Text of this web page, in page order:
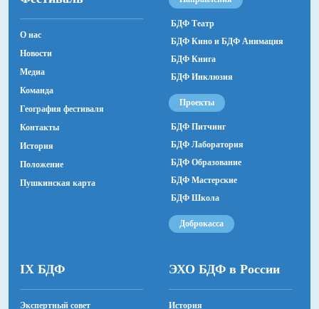
Композитор
Константин Хазанович
Денис Солнцев
Консультанты (киргизский язык)
Бегимай и Азиз Усуповы
Ассистент режиссёра
Татьяна Балабанова
Кирилл Моисеев
Представляем участника
Сургутский музыкально-
драматический театр
О нас
Новости
Медиа
Команда
География фестиваля
Контакты
История
Положение
Пушкинская карта
БДФ Театр
БДФ Кино и БДФ Анимация
БДФ Книга
БДФ Инклюзия
Проекты
БДФ Питчинг
БДФ Лаборатория
БДФ Образование
БДФ Мастерские
БДФ Школа
Доброкасса
IX БДФ
Экспертный совет
ЭХО БДФ в России
История